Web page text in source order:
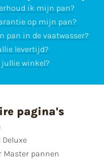
ik mijn pan?
op mijn pan?
pan in de vaatwasser?
levertijd?
winkel?
pagina's
Deluxe
Master pannen